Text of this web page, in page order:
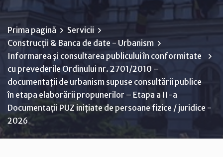
Prima pagină
Servicii
Construcții & Banca de date - Urbanism
Informarea și consultarea publicului în conformitate
cu prevederile Ordinului nr. 2701/2010 –
documentații de urbanism supuse consultării publice
în etapa elaborării propunerilor – Etapa a II-a
Documentații PUZ inițiate de persoane fizice / juridice -
2026